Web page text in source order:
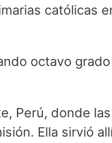
católicas
octavo
Perú, donde
Ella sirvió